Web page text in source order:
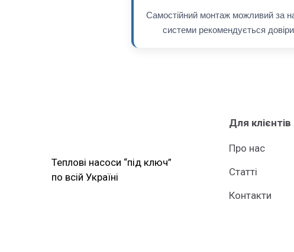
Самостійний монтаж можливий за
системи рекомендується
Теплові насоси “під ключ”
по всій Україні
Для клієнтів
Про нас
Статті
Контакти